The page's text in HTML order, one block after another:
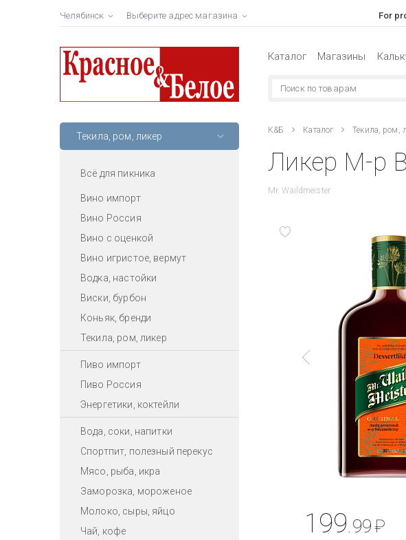
Челябинск Выберите адрес магазина For
Каталог Магазины
Текила, ром, ликер
Всё для пикника
Вино импорт
Вино Россия
Вино с оценкой
Вино игристое, вермут
Водка, настойки
Виски, бурбон
Коньяк, бренди
Текила, ром, ликер
Пиво импорт
Пиво Россия
Энергетики, коктейли
Вода, соки, напитки
Спортпит, полезный перекус
Мясо, рыба, икра
Заморозка, мороженое
Молоко, сыры, яйцо
Чай, кофе
К&Б Каталог Текила, ром,
Ликер М-р
Mr. Waildmeister
199 .99₽